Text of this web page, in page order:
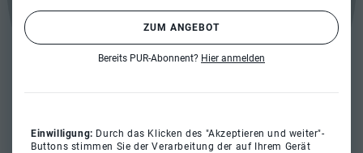
ZUM ANGEBOT
Bereits PUR-Abonnent? Hier anmelden
Einwilligung: Durch das Klicken des "Akzeptieren und weiter"-
Buttons stimmen Sie der Verarbeitung der auf Ihrem Gerät